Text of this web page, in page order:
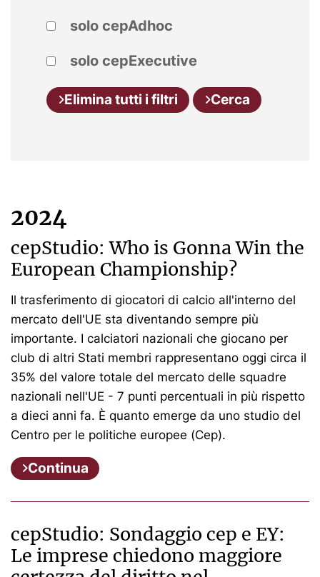
solo cepAdhoc
solo cepExecutive
Elimina tutti i filtri Cerca
2024
cepStudio: Who is Gonna Win the
European Championship?
Il trasferimento di giocatori di calcio all'interno del
mercato dell'UE sta diventando sempre più
importante. I calciatori nazionali che giocano per
club di altri Stati membri rappresentano oggi circa il
35% del valore totale del mercato delle squadre
nazionali nell'UE - 7 punti percentuali in più rispetto
a dieci anni fa. È quanto emerge da uno studio del
Centro per le politiche europee (Cep).
Continua
cepStudio: Sondaggio cep e EY:
Le imprese chiedono maggiore